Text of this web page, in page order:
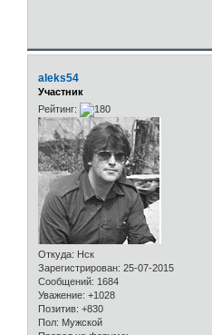
aleks54
Участник
Рейтинг:
Откуда: Нск
Зарегистрирован: 25-07-2015
Сообщений: 1684
Уважение: +1028
Позитив: +830
Пол: Мужской